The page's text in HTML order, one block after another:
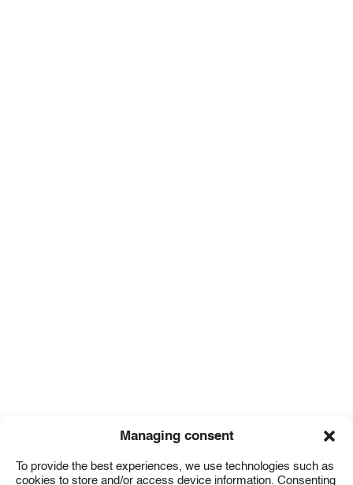
Managing consent
To provide the best experiences, we use technologies such as
cookies to store and/or access device information. Consenting